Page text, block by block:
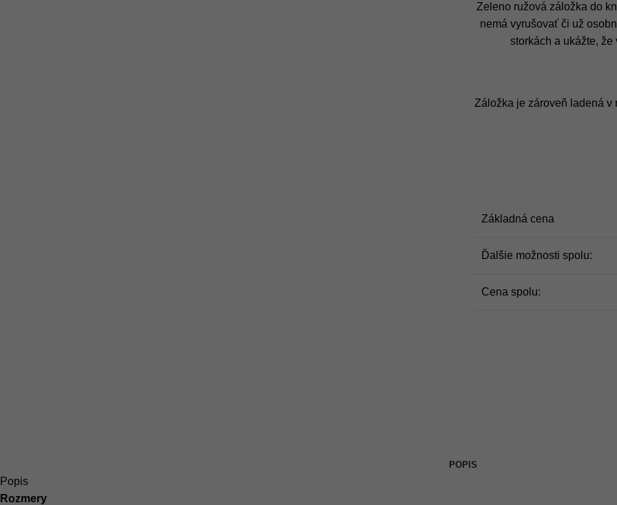
Zeleno ružová záložka do
nemá vyrušovať či už
storkách a ukážte,
Záložka je zároveň ladená
Základná cena
Ďalšie možnosti spolu:
Cena spolu:
POPIS
Popis
Rozmery